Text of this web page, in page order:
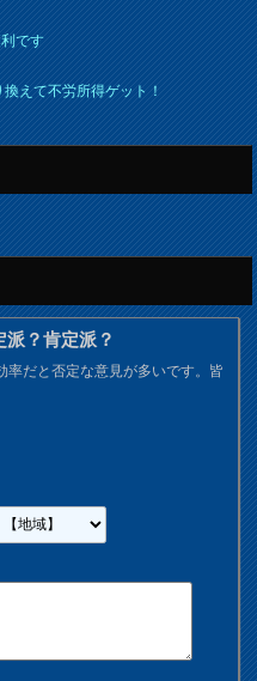
です
えて不労所得ゲット！
？肯定派？
率だと否定な意見が多いです。皆